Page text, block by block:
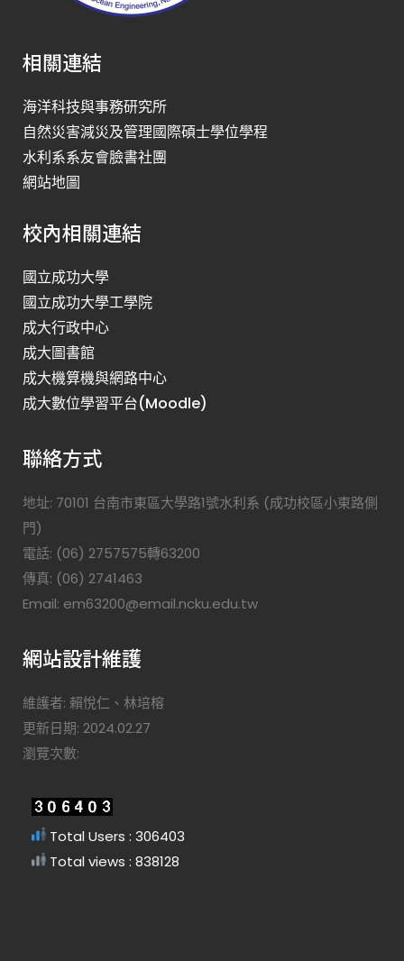
相關連結
海洋科技與事務研究所
自然災害減災及管理國際碩士學位學程
水利系系友會臉書社團
網站地圖
校內相關連結
國立成功大學
國立成功大學工學院
成大行政中心
成大圖書館
成大機算機與網路中心
成大數位學習平台(Moodle)
聯絡方式
地址: 70101 台南市東區大學路1號水利系 (成功校區小東路側
門)
電話: (06) 2757575轉63200
傳真: (06) 2741463
Email: em63200@email.ncku.edu.tw
網站設計維護
維護者: 賴悅仁、林培榕
更新日期: 2024.02.27
瀏覽次數:
Total Users : 306403
Total views : 838128